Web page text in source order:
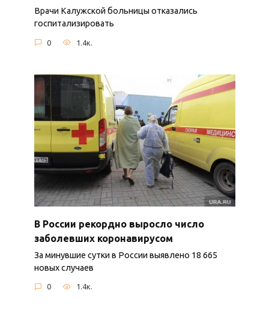
Врачи Калужской больницы отказались
госпитализировать
0 1.4к.
В России рекордно выросло число
заболевших коронавирусом
За минувшие сутки в России выявлено 18 665
новых случаев
0 1.4к.